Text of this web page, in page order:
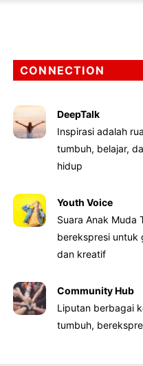
CONNECTION
DeepTalk
Inspirasi adalah
tumbuh, belajar,
hidup
Youth Voice
Suara Anak Muda
berekspresi untuk
dan kreatif
Community Hub
Liputan berbagai
tumbuh,